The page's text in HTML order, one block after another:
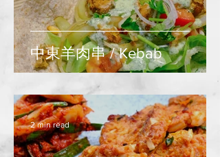
中東羊肉串 / Kebab
2 min read